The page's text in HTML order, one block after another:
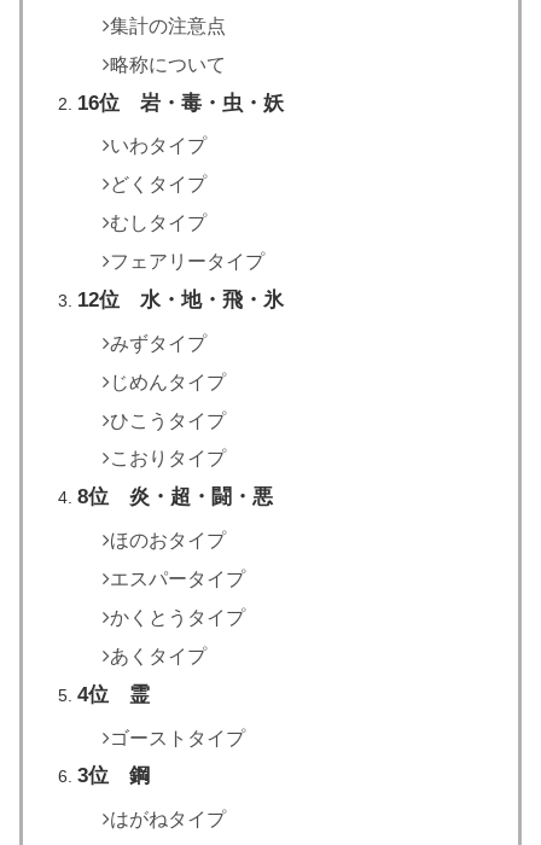
集計の注意点
略称について
16位 岩・毒・虫・妖
いわタイプ
どくタイプ
むしタイプ
フェアリータイプ
12位 水・地・飛・氷
みずタイプ
じめんタイプ
ひこうタイプ
こおりタイプ
8位 炎・超・闘・悪
ほのおタイプ
エスパータイプ
かくとうタイプ
あくタイプ
4位 霊
ゴーストタイプ
3位 鋼
はがねタイプ